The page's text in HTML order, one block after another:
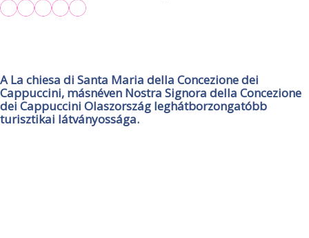
A La chiesa di Santa Maria della Concezione dei
Cappuccini, másnéven Nostra Signora della Concezione
dei Cappuccini Olaszország leghátborzongatóbb
turisztikai látványossága.